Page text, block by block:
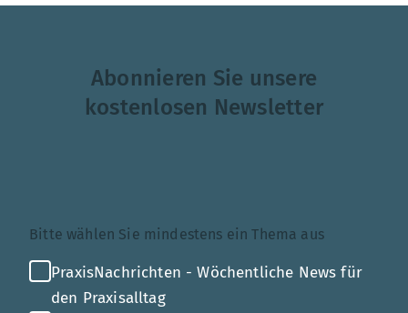
Abonnieren Sie unsere
kostenlosen Newsletter
Bitte wählen Sie mindestens ein Thema aus
PraxisNachrichten - Wöchentliche News für
den Praxisalltag